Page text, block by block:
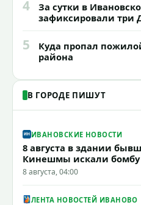
4
За сутки в
зафиксировали три
5
Куда пропал
района
В ГОРОДЕ ПИШУТ
ИВАНОВСКИЕ НОВОСТИ
8 августа в здании
Кинешмы искали бомбу
8 августа, 04:00
ЛЕНТА НОВОСТЕЙ ИВАНОВО